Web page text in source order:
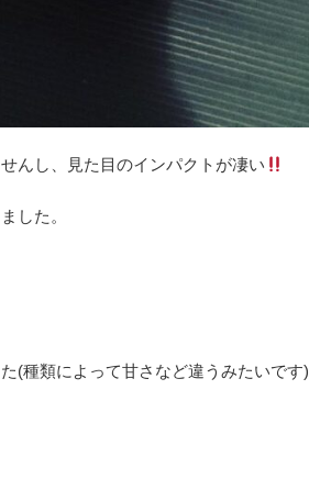
んし、見た目のインパクトが凄い
した。
(種類によって甘さなど違うみたいです)